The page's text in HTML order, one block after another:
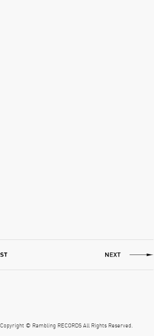
Copyright © Rambling RECORDS All Rights Reserved.